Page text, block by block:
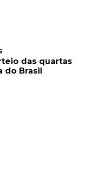
das quartas
do Brasil